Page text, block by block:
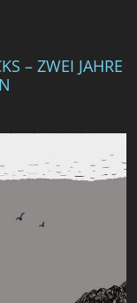
– ZWEI JAHRE